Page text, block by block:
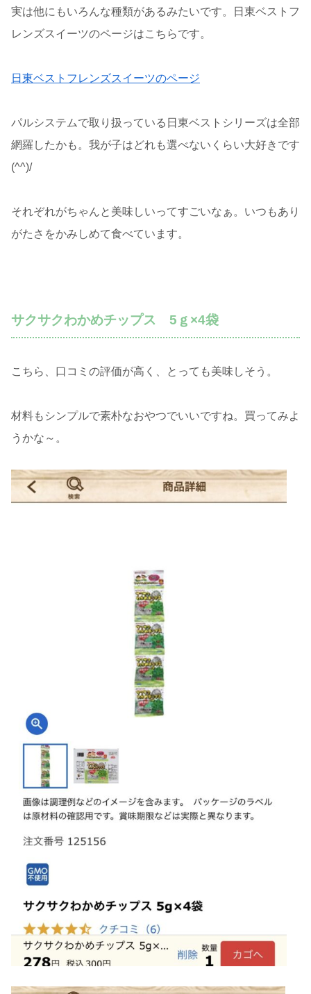
実は他にもいろんな種類があるみたいです。日東ベストフ
レンズスイーツのページはこちらです。
日東ベストフレンズスイーツのページ
パルシステムで取り扱っている日東ベストシリーズは全部
網羅したかも。我が子はどれも選べないくらい大好きです
(^^)/
それぞれがちゃんと美味しいってすごいなぁ。いつもあり
がたさをかみしめて食べています。
サクサクわかめチップス 5ｇ×4袋
こちら、口コミの評価が高く、とっても美味しそう。
材料もシンプルで素朴なおやつでいいですね。買ってみよ
うかな～。